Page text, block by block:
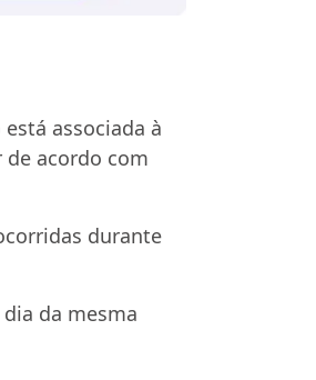
associada à
acordo com
durante
da mesma